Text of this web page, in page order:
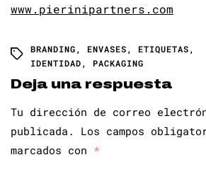
www.pierinipartners.com
BRANDING, ENVASES, ETIQUETAS,
IDENTIDAD, PACKAGING
Deja una respuesta
Tu dirección de correo
publicada.
Los campos
marcados con *